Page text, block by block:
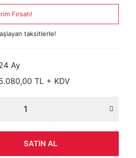
Fırsatı!
taksitlerle!
Ay
TL + KDV
SATIN AL